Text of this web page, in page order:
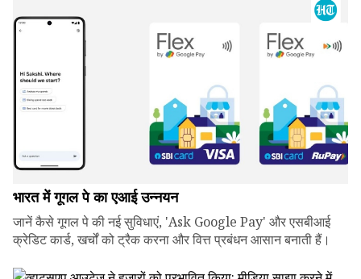
भारत में गूगल पे का एआई उन्नयन
जानें कैसे गूगल पे की नई सुविधाएं, 'Ask Google Pay' और एसबीआई
क्रेडिट कार्ड, खर्चों को ट्रैक करना और वित्त प्रबंधन आसान बनाती हैं।